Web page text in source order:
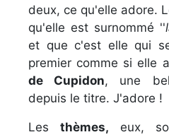
deux, ce qu'elle adore.
qu'elle est surnommé ''
et que c'est elle qui
premier comme si elle
de Cupidon, une
depuis le titre. J'adore !
Les thèmes, eux,